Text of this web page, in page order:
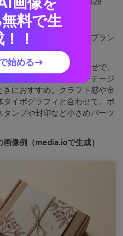
#f4e7df #caa472 #2f2a28
ィックさ
パッケージやブティックブラン
ミーな紙色の組み合わせで、
演出。ソフトでヴィンテージ
きにおすすめ。クラフト感や金
イポグラフィと合わせて。ポ
ンプや封印など小さめパーツ
像例（media.ioで生成）
料で生
！
始める→